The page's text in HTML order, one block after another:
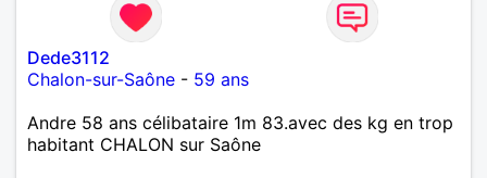
Dede3112
Chalon-sur-Saône - 59 ans
Andre 58 ans célibataire 1m 83.avec des kg en trop
habitant CHALON sur Saône